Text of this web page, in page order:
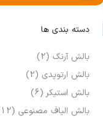
دسته بندی ها
بالش آرنگ (2)
بالش ارتوپدی (2)
بالش استیکر (6)
بالش الیاف مصنوعی (12)